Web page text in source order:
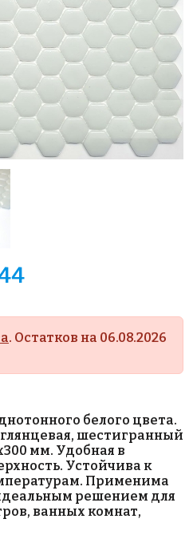
. Остатков на 06.08.2026
белого цвета.
шестигранный
мм. Удобная в
Устойчива к
Применима
решением для
ванных комнат,